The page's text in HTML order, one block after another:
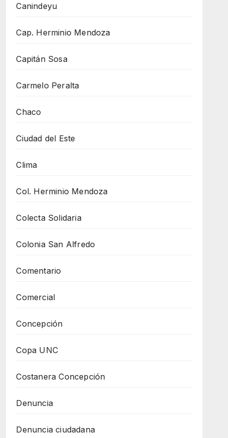
Canindeyu
Cap. Herminio Mendoza
Capitán Sosa
Carmelo Peralta
Chaco
Ciudad del Este
Clima
Col. Herminio Mendoza
Colecta Solidaria
Colonia San Alfredo
Comentario
Comercial
Concepción
Copa UNC
Costanera Concepción
Denuncia
Denuncia ciudadana